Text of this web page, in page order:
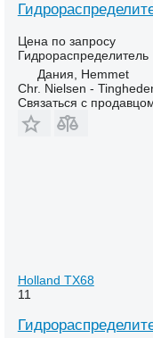
Цена по запросу
Гидрораспределитель
Дания, Hemmet
Chr. Nielsen -
Связаться с
Holland TX68
11